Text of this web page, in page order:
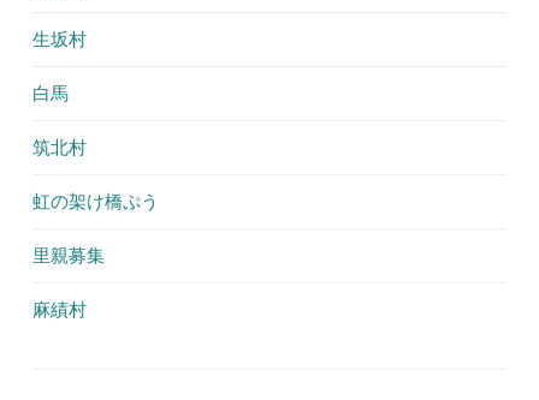
生坂村
白馬
筑北村
虹の架け橋ぷう
里親募集
麻績村